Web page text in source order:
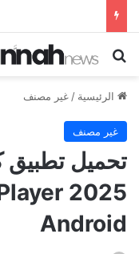
بحث عن
الرئيسية / غير مصنف
غير مصنف
Android